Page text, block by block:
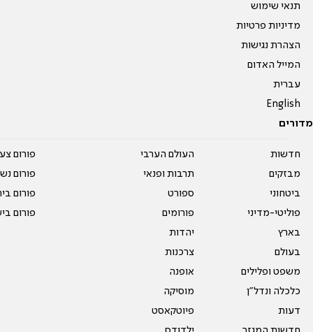
תנאי שימוש
מדיניות פרטיות
הצהרת נגישות
המייל האדום
עברית
English
מדורים
חדשות
מבזקים
ביטחוני
פוליטי-מדיני
בארץ
בעולם
משפט ופלילים
כלכלה ונדל"ן
דעות
העולם הערבי
תרבות ופנאי
ספורט
פורומים
יהדות
צרכנות
אופנה
מוסיקה
פיוטקאסט
פורום
פורום
פורום
פורום